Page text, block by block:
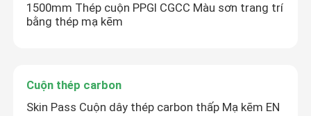
1500mm Thép cuộn PPGI CGCC Màu sơn trang trí
bằng thép mạ kẽm
Cuộn thép carbon
Skin Pass Cuộn dây thép carbon thấp Mạ kẽm EN